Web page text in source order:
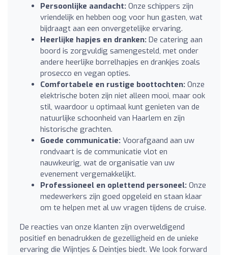
Persoonlijke aandacht: Onze schippers zijn
vriendelijk en hebben oog voor hun gasten, wat
bijdraagt aan een onvergetelijke ervaring.
Heerlijke hapjes en dranken: De catering aan
boord is zorgvuldig samengesteld, met onder
andere heerlijke borrelhapjes en drankjes zoals
prosecco en vegan opties.
Comfortabele en rustige boottochten: Onze
elektrische boten zijn niet alleen mooi, maar ook
stil, waardoor u optimaal kunt genieten van de
natuurlijke schoonheid van Haarlem en zijn
historische grachten.
Goede communicatie: Voorafgaand aan uw
rondvaart is de communicatie vlot en
nauwkeurig, wat de organisatie van uw
evenement vergemakkelijkt.
Professioneel en oplettend personeel: Onze
medewerkers zijn goed opgeleid en staan klaar
om te helpen met al uw vragen tijdens de cruise.
De reacties van onze klanten zijn overweldigend
positief en benadrukken de gezelligheid en de unieke
ervaring die Wijntjes & Deintjes biedt. We look forward